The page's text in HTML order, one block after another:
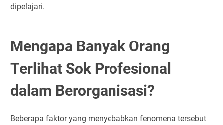
dipelajari.
Mengapa Banyak Orang
Terlihat Sok Profesional
dalam Berorganisasi?
Beberapa faktor yang menyebabkan fenomena tersebut